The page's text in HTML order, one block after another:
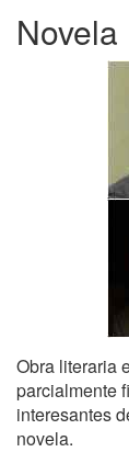
Novela
Obra literaria
parcialmente
interesantes
novela.